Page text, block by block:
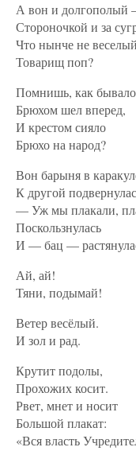
А вон и
Стороночкой и за
Что нынче не
Товарищ поп?
Помнишь, как бывало
Брюхом шел вперед,
И крестом сияло
Брюхо на народ?
Вон барыня в
К другой
— Уж мы плакали,
Поскользнулась
И — бац —
Ай, ай!
Тяни, подымай!
Ветер весёлый.
И зол и рад.
Крутит подолы,
Прохожих косит.
Рвет, мнет и носит
Большой плакат:
«Вся власть